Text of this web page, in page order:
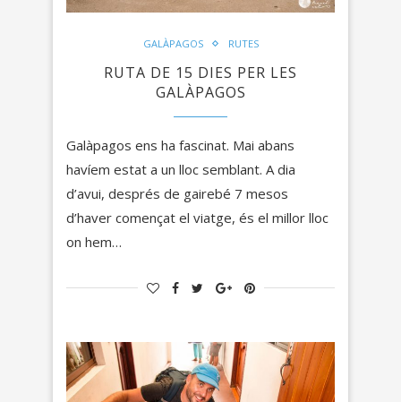
GALÀPAGOS RUTES
RUTA DE 15 DIES PER LES
GALÀPAGOS
Galàpagos ens ha fascinat. Mai abans
havíem estat a un lloc semblant. A dia
d’avui, després de gairebé 7 mesos
d’haver començat el viatge, és el millor lloc
on hem…